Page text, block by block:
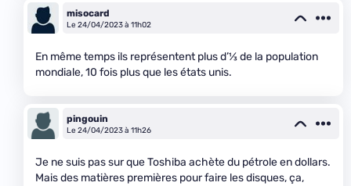
misocard
Le 24/04/2023 à 11h02
En même temps ils représentent plus d’1⁄3de la population
mondiale, 10 fois plus que les états unis.
pingouin
Le 24/04/2023 à 11h26
Je ne suis pas sur que Toshiba achète du pétrole en dollars.
Mais des matières premières pour faire les disques, ça,